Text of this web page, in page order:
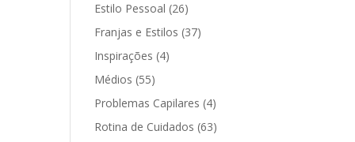
Estilo Pessoal (26)
Franjas e Estilos (37)
Inspirações (4)
Médios (55)
Problemas Capilares (4)
Rotina de Cuidados (63)